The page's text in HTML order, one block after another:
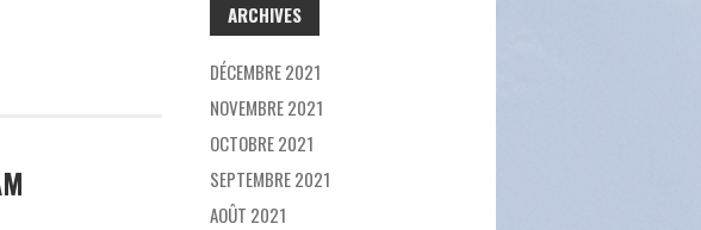
ARCHIVES
DÉCEMBRE 2021
NOVEMBRE 2021
OCTOBRE 2021
SEPTEMBRE 2021
AOÛT 2021